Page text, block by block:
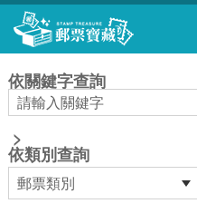
跳到主要內容區塊
依關鍵字查詢
>
依類別查詢